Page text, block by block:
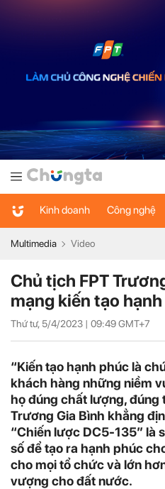
Kinh doanh Công nghệ
Multimedia Video
Chủ tịch FPT
mạng kiến tạo
Thứ tư, 5/4/2023 | 09:49GMT+7
“Kiến tạo hạnh phúc là
khách hàng những niềm
họ đúng chất lượng, đúng
Trương Gia Bình khẳng
“Chiến lược DC5-135” là
số để tạo ra hạnh phúc
cho mọi tổ chức và lớn
vượng cho đất nước.